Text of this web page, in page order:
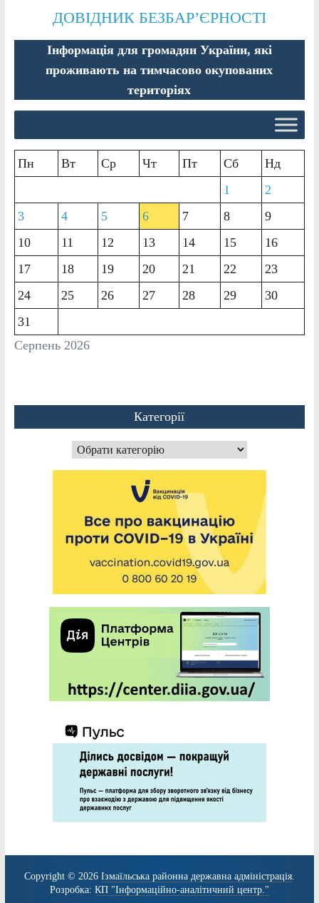
ДОВІДНИК БЕЗБАР’ЄРНОСТІ
Інформація для громадян України, які
проживають на тимчасово окупованих
територіях
Серпень 2026
Пн Вт Ср Чт Пт Сб
Нд
1
2
3
4 5 6 7 8
9
10
11 12 13 14 15
16
17
18 19 20 21 22
23
24
25 26 27 28 29
30
31
Категорії
Категорії
Copyright © 2026 Ізмаїльська районна державна адміністрація.
Розробка: КП "Інформаційно-аналітичний центр."